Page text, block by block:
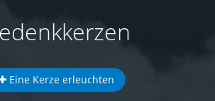
Eine Kerze erleuchten